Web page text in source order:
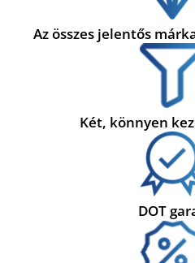
Az összes jelentős
Két, könnyen
DOT